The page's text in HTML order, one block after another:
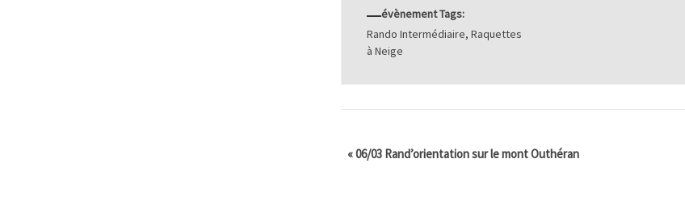
évènement Tags:
Rando Intermédiaire,Raquettes
à Neige
«06/03 Rand’orientation sur le mont Outhéran